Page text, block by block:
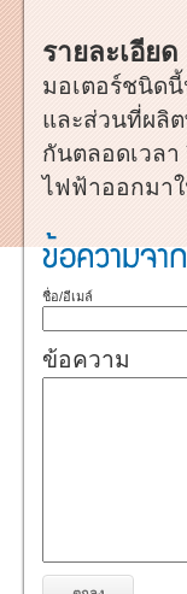
รายละเอียด
มอเตอร์ชนิด
และส่วนที่ผลิ
กันตลอดเวล
ไฟฟ้าออกมาใ
ชื่อ/อีเมล์
ข้อความ